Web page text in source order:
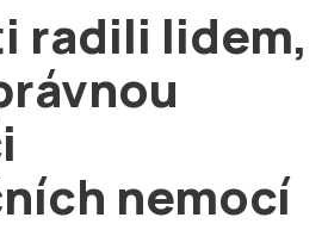
radili lidem,
nemocí